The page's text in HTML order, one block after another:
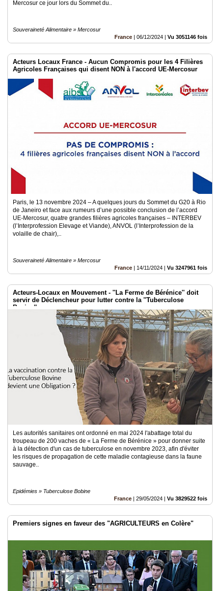
Mercosur ce jour lors du Sommet du..
Souveraineté Alimentaire » Mercosur
France | 06/12/2024 | Vu 3051146 fois
Acteurs Locaux France - Aucun Compromis pour les 4 Filières
Agricoles Françaises qui disent NON à l'accord UE-Mercosur
Paris, le 13 novembre 2024 – A quelques jours du Sommet du G20 à Rio
de Janeiro et face aux rumeurs d’une possible conclusion de l’accord
UE-Mercosur, quatre grandes filières agricoles françaises – INTERBEV
(l’Interprofession Elevage et Viande), ANVOL (l’Interprofession de la
volaille de chair),..
Souveraineté Alimentaire » Mercosur
France | 14/11/2024 | Vu 3247961 fois
Acteurs-Locaux en Mouvement - ''La Ferme de Bérénice'' doit
servir de Déclencheur pour lutter contre la ''Tuberculose
Bovine''
Les autorités sanitaires ont ordonné en mai 2024 l'abattage total du
troupeau de 200 vaches de « La Ferme de Bérénice » pour donner suite
à la détection d'un cas de tuberculose en novembre 2023, afin d'éviter
les risques de propagation de cette maladie contagieuse dans la faune
sauvage..
Epidémies » Tuberculose Bobine
France | 29/05/2024 | Vu 3829522 fois
Premiers signes en faveur des "AGRICULTEURS en Colère"